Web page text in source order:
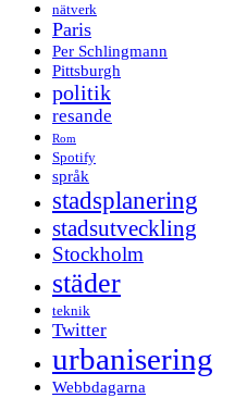
nätverk
Paris
Per Schlingmann
Pittsburgh
politik
resande
Rom
Spotify
språk
stadsplanering
stadsutveckling
Stockholm
städer
teknik
Twitter
urbanisering
Webbdagarna